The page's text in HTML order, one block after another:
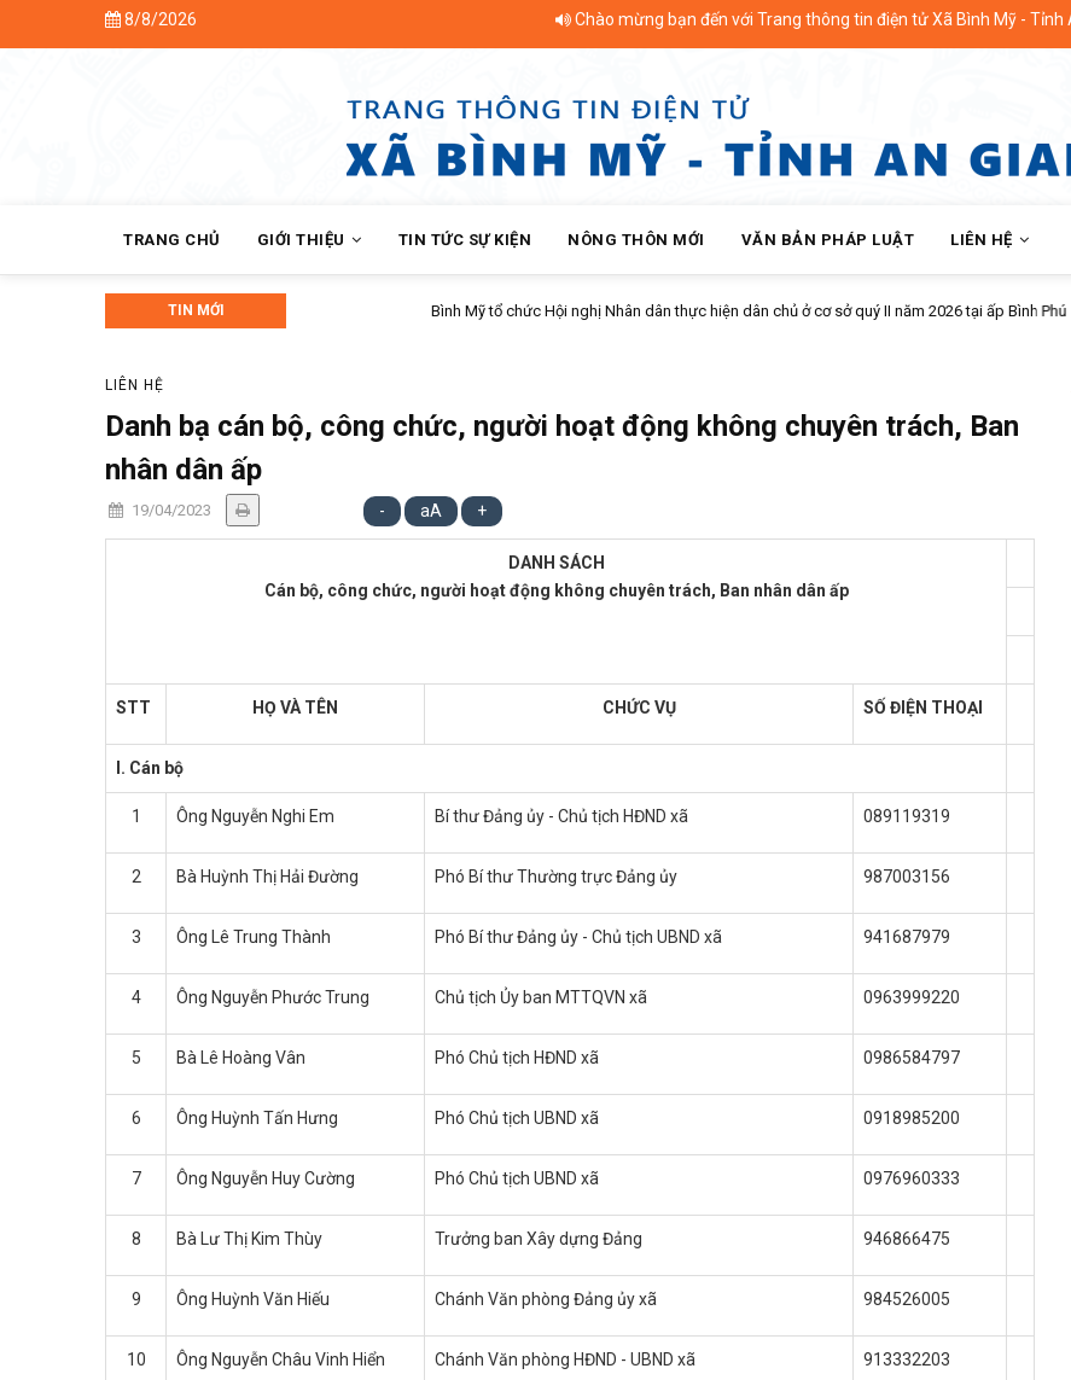
8/8/2026 Chào mừng bạn đến với Trang thông tin điện tử Xã Bình Mỹ - Tỉnh An Giang
NAVIGATION
TRANG CHỦ GIỚI THIỆU TIN TỨC SỰ KIỆN NÔNG THÔN MỚI VĂN BẢN PHÁP LUẬT LIÊN HỆ
TIN MỚI Bình Mỹ tổ chức Hội nghị Nhân dân thực hiện dân chủ ở cơ sở quý II năm 2026 tại ấp Bình Phú
LIÊN HỆ
Danh bạ cán bộ, công chức, người hoạt động không chuyên trách, Ban
nhân dân ấp
19/04/2023 - aA +
DANH SÁCH
Cán bộ, công chức, người hoạt động không chuyên trách, Ban nhân dân ấp
STT HỌ VÀ TÊN CHỨC VỤ SỐ ĐIỆN THOẠI
I. Cán bộ
1 Ông Nguyễn Nghi Em Bí thư Đảng ủy - Chủ tịch HĐND xã 089119319
2 Bà Huỳnh Thị Hải Đường Phó Bí thư Thường trực Đảng ủy 987003156
3 Ông Lê Trung Thành Phó Bí thư Đảng ủy - Chủ tịch UBND xã 941687979
4 Ông Nguyễn Phước Trung Chủ tịch Ủy ban MTTQVN xã 0963999220
5 Bà Lê Hoàng Vân Phó Chủ tịch HĐND xã 0986584797
6 Ông Huỳnh Tấn Hưng Phó Chủ tịch UBND xã 0918985200
7 Ông Nguyễn Huy Cường Phó Chủ tịch UBND xã 0976960333
8 Bà Lư Thị Kim Thùy Trưởng ban Xây dựng Đảng 946866475
9 Ông Huỳnh Văn Hiếu Chánh Văn phòng Đảng ủy xã 984526005
10 Ông Nguyễn Châu Vinh Hiển Chánh Văn phòng HĐND - UBND xã 913332203